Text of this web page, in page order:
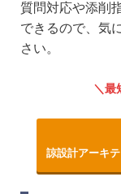
質問対応や添削
できるので、気
さい。
最
諒設計アーキ